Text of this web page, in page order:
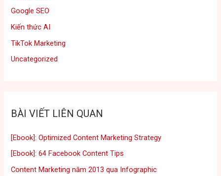
Google SEO
Kiến thức AI
TikTok Marketing
Uncategorized
BÀI VIẾT LIÊN QUAN
[Ebook]: Optimized Content Marketing Strategy
[Ebook]: 64 Facebook Content Tips
Content Marketing năm 2013 qua Infographic